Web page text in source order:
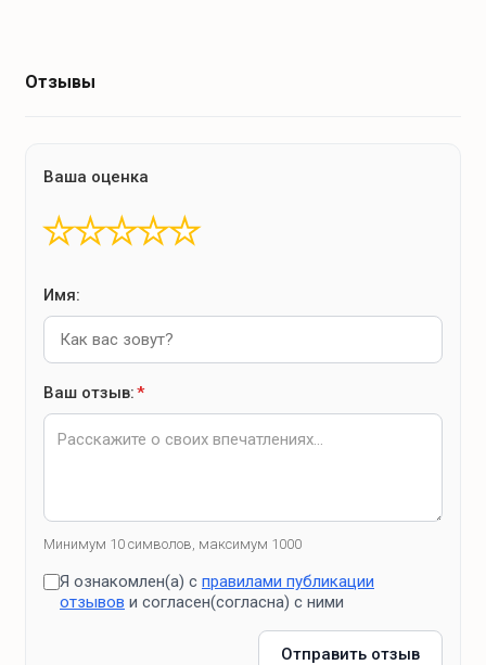
Отзывы
Ваша оценка
★
★
★
★
★
Имя:
Ваш отзыв:*
Минимум 10 символов, максимум 1000
Я ознакомлен(а) с правилами публикации
отзывов и согласен(согласна) с ними
Отправить отзыв